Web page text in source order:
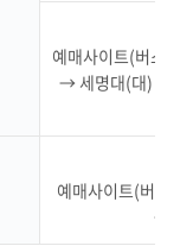
예매사이트(버스
→ 세명대(대) 선
예매사이트(버스
→